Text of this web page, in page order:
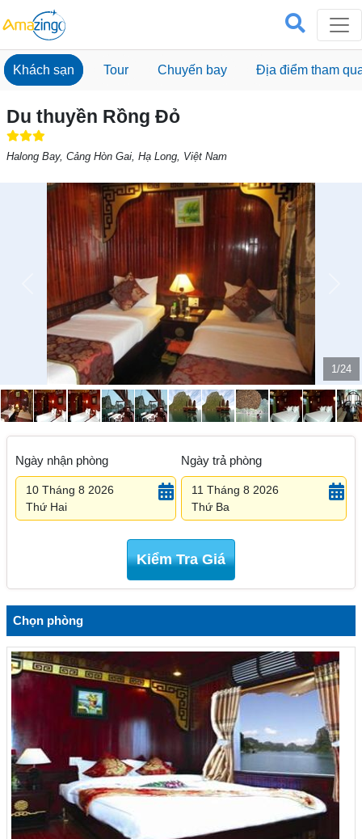
Khách sạn Tour Chuyến bay Địa điểm tham
Du thuyền Rồng Đỏ
Halong Bay, Cảng Hòn Gai, Hạ Long, Việt Nam
1/24
Previous
Ngày nhận phòng
10 Tháng 8 2026
Thứ Hai
Ngày trả phòng
11 Tháng 8 2026
Thứ Ba
Kiểm Tra Giá
Chọn phòng